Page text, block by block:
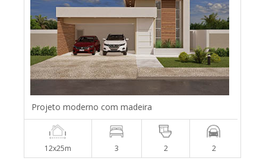
Projeto moderno com madeira
12x25m 3 2 2